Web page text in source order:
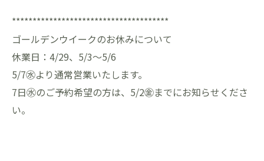
**************************************
ゴールデンウイークのお休みについて
休業日：4/29、5/3～5/6
5/7㊌より通常営業いたします。
7日㊌のご予約希望の方は、5/2㊎までにお知らせくださ
い。